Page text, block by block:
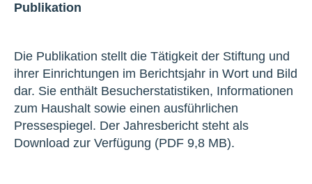
Publikation
Die Publikation stellt die Tätigkeit der Stiftung und
ihrer Einrichtungen im Berichtsjahr in Wort und Bild
dar. Sie enthält Besucherstatistiken, Informationen
zum Haushalt sowie einen ausführlichen
Pressespiegel. Der Jahresbericht steht als
Download zur Verfügung (PDF 9,8 MB).